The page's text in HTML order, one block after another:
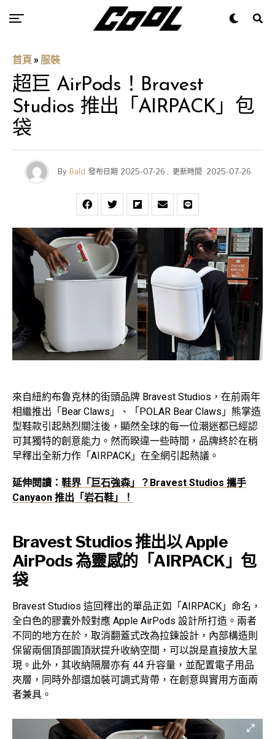
首頁 » 服裝
超巨 AirPods！Bravest
Studios 推出「AIRPACK」包
袋
By Bald 發布日期 2025-07-26 , 更新時間 2025-07-26
來自紐約布魯克林的街頭品牌 Bravest Studios，在前兩年
相繼推出「Bear Claws」、「POLAR Bear Claws」熊掌造
型鞋款引起熱烈關注後，顯然全球的每一位潮迷都已經認
可其獨特的創意能力。然而睽違一些時間，品牌終於在稍
早釋出全新力作「AIRPACK」在全網引起熱議。
延伸閱讀： 鞋界「巨石強森」？Bravest Studios 攜手
Canyaon 推出「岩石鞋」！
Bravest Studios 推出以 Apple
AirPods 為靈感的「AIRPACK」包
袋
Bravest Studios 這回釋出的單品正如「AIRPACK」命名，
全白色的膠囊外殼對應 Apple AirPods 設計所打造。兩者
不同的地方在於，取消翻蓋式改為拉鍊設計，內部構造則
保留兩個頂部圓頂狀提升收納空間，可以說是直接放大呈
現。此外，其收納隔層亦有 44 升容量，並配置電子用品
夾層，同時外部還加裝可調式背帶，在創意與實用方面兩
者兼具。